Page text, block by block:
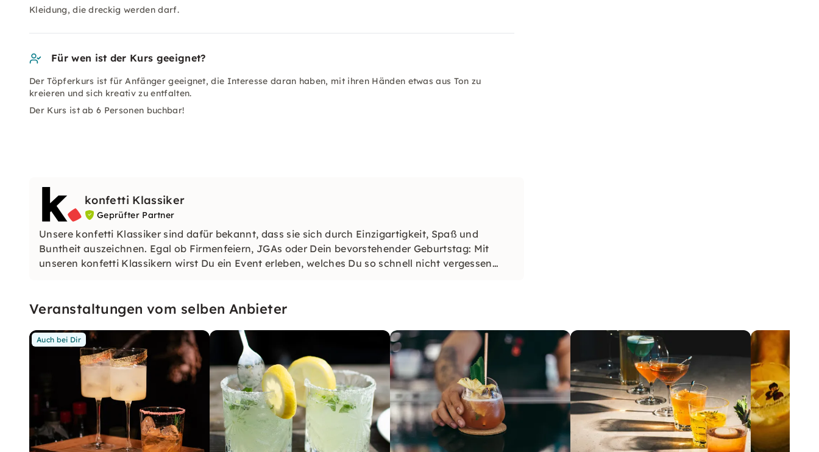
Kleidung, die dreckig werden darf.
Für wen ist der Kurs geeignet?
Der Töpferkurs ist für Anfänger geeignet, die Interesse daran haben, mit ihren Händen etwas aus Ton zu
kreieren und sich kreativ zu entfalten.
Der Kurs ist ab 6 Personen buchbar!
konfetti Klassiker
Geprüfter Partner
Unsere konfetti Klassiker sind dafür bekannt, dass sie sich durch Einzigartigkeit, Spaß und
Buntheit auszeichnen. Egal ob Firmenfeiern, JGAs oder Dein bevorstehender Geburtstag: Mit
unseren konfetti Klassikern wirst Du ein Event erleben, welches Du so schnell nicht vergessen
Veranstaltungen vom selben Anbieter
Auch bei Dir